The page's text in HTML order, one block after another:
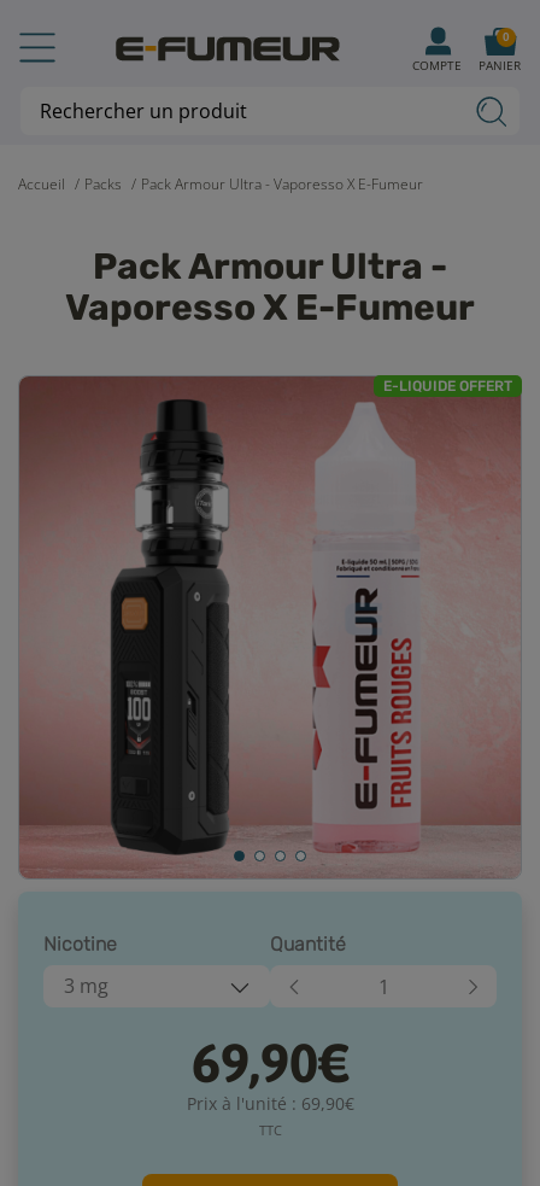
Accueil Packs Pack Armour Ultra - Vaporesso X E-Fumeur
Pack Armour Ultra -
Vaporesso X E-Fumeur
E-LIQUIDE OFFERT
Nicotine
3 mg
Quantité
69,90€
Prix à l'unité : 69,90€
TTC
COMPTE PANIER
0